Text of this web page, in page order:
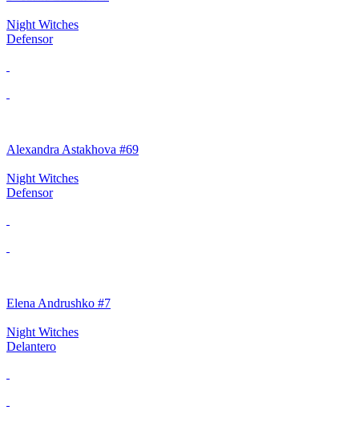
Night Witches
Defensor
Alexandra Astakhova #69
Night Witches
Defensor
Elena Andrushko #7
Night Witches
Delantero